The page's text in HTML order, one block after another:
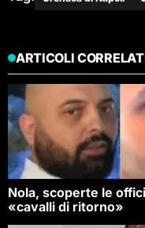
ARTICOLI
Nola, scoperte le
«cavalli di ritorno»